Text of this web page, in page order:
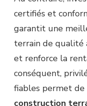
certifiés et
garantit une
terrain de qualité
et renforce la
conséquent,
fiables permet
construction